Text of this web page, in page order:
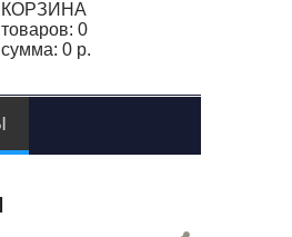
КОРЗИНА
товаров: 0
сумма: 0 р.